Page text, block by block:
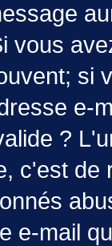
vous
si
e-
?
c'est
e-mail